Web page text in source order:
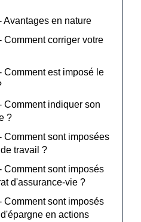
Avantages en nature
Comment corriger votre
Comment est imposé le
Comment indiquer son
?
Comment sont imposées
travail ?
Comment sont imposés
d'assurance-vie ?
Comment sont imposés
en actions